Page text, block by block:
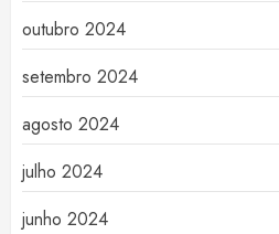
outubro 2024
setembro 2024
agosto 2024
julho 2024
junho 2024